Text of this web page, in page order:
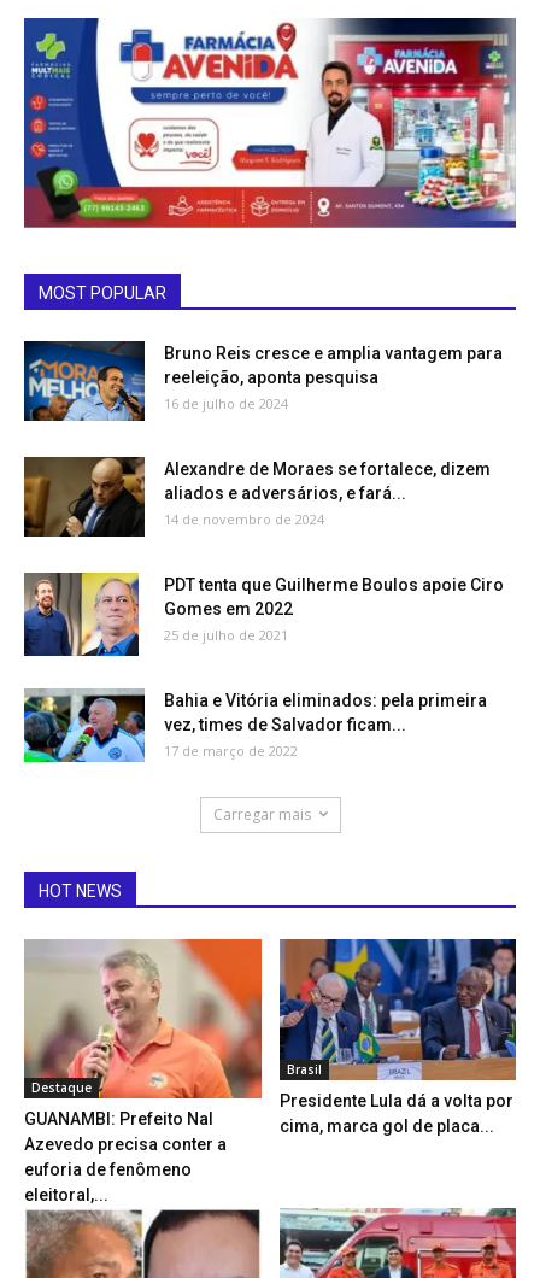
MOST POPULAR
Bruno Reis cresce e amplia vantagem para
reeleição, aponta pesquisa
16 de julho de 2024
Alexandre de Moraes se fortalece, dizem
aliados e adversários, e fará...
14 de novembro de 2024
PDT tenta que Guilherme Boulos apoie Ciro
Gomes em 2022
25 de julho de 2021
Bahia e Vitória eliminados: pela primeira
vez, times de Salvador ficam...
17 de março de 2022
Carregar mais
HOT NEWS
Destaque
GUANAMBI: Prefeito Nal
Azevedo precisa conter a
euforia de fenômeno
eleitoral,...
Brasil
Presidente Lula dá a volta por
cima, marca gol de placa...